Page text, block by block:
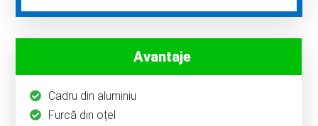
Avantaje
Cadru din aluminiu
Furcă din oțel